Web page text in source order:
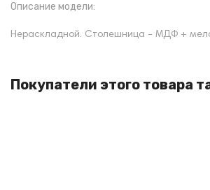
Описание модели:
Нераскладной. Столешница - МДФ +
Покупатели этого товара